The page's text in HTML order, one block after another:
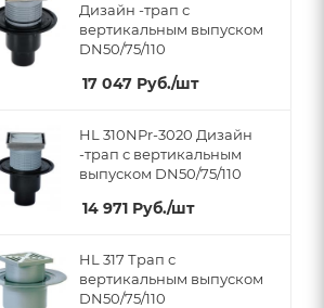
Дизайн -трап с
вертикальным выпуском
DN50/75/110
17 047 Руб./шт
HL 310NPr-3020 Дизайн
-трап с вертикальным
выпуском DN50/75/110
14 971 Руб./шт
HL 317 Трап с
вертикальным выпуском
DN50/75/110